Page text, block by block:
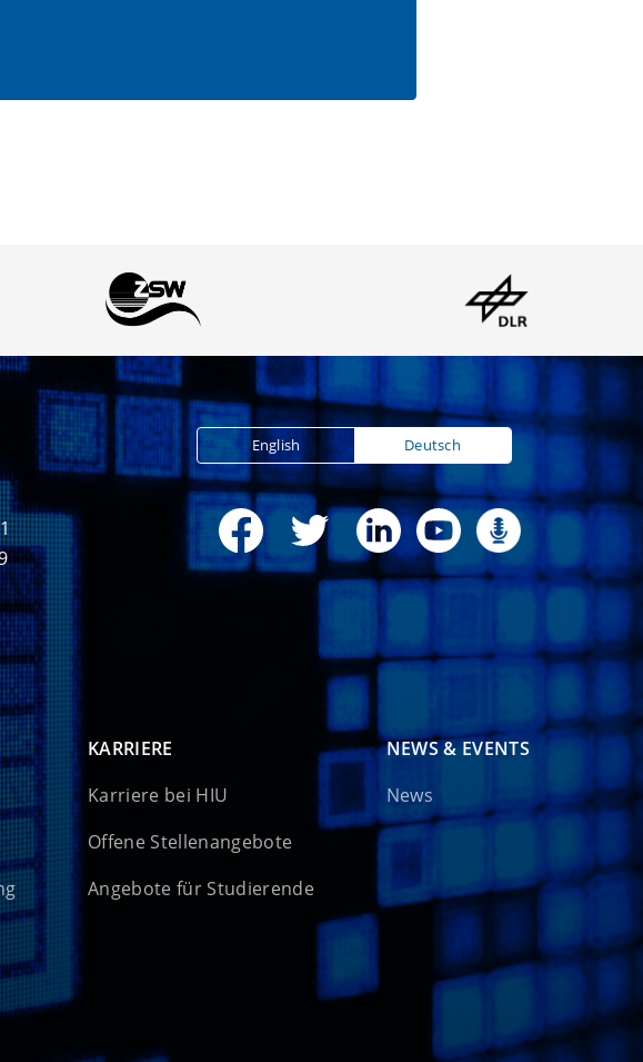
English Deutsch
KARRIERE
Karriere bei HIU
Offene Stellenangebote
Angebote für Studierende
NEWS & EVENTS
News